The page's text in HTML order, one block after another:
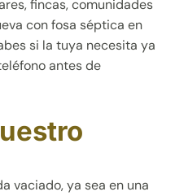
fincas, comunidades
con fosa séptica en
si la tuya necesita ya
antes de
vaciado, ya sea en una